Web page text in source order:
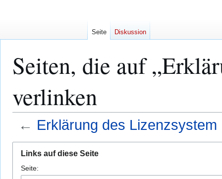
Seiten, die auf
verlinken
← Erklärung des Lizenzsystem
Navigation
springen
Suche
springen
Links auf diese Seite
Seite:
Seite Diskussion